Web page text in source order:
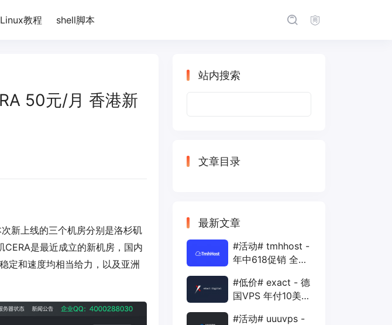
Linux教程 shell脚本
50元/月 香港新
新上线的三个机房分别是洛杉矶
是最近成立的新机房，国内
定和速度均相当给力，以及亚洲
站内搜索
文章目录
最新文章
#活动# tmhhost -
年中618促销 全场
年付VPS
#低价# exact - 德
国VPS 年付10美元
1Gbps
#活动# uuuvps -